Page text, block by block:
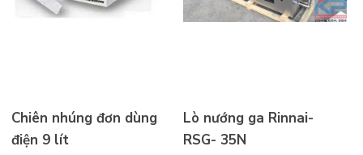
Chiên nhúng đơn dùng
điện 9 lít
Lò nướng ga Rinnai-
RSG- 35N